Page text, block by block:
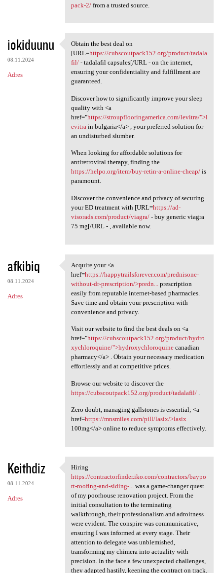
pack-2/from a trusted source.
iokiduunu
08.11.2024
Adres
Obtain the best deal on [URL
Obtain the best deal on
[URL=https://cubscoutpack152.org/product/tadala
fil/- tadalafil capsules[/URL - on the internet,
ensuring your confidentiality and fulfillment are
guaranteed.
Discover how to significantly improve your sleep
quality with <a
href="https://stroupflooringamerica.com/levitra/">l
evitra in bulgaria</a> , your preferred solution for
an undisturbed slumber.
When looking for affordable solutions for
antiretroviral therapy, finding the
https://helpo.org/item/buy-retin-a-online-cheap/is
paramount.
Discover the convenience and privacy of securing
your ED treatment with [URL=https://ad-
visorads.com/product/viagra/- buy generic viagra
75 mg[/URL - , available now.
afkibiq
08.11.2024
Adres
Acquire your <a href=https:/
Acquire your <a
href=https://happytrailsforever.com/prednisone-
without-dr-prescription/>predn...
prescription
easily from reputable internet-based pharmacies.
Save time and obtain your prescription with
convenience and privacy.
Visit our website to find the best deals on <a
href="https://cubscoutpack152.org/product/hydro
xychloroquine/">hydroxychloroquinecanadian
pharmacy</a> . Obtain your necessary medication
effortlessly and at competitive prices.
Browse our website to discover the
https://cubscoutpack152.org/product/tadalafil/.
Zero doubt, managing gallstones is essential; <a
href=https://mnsmiles.com/pill/lasix/>lasix
100mg</a> online to reduce symptoms effectively.
Keithdiz
08.11.2024
Adres
Hiring https:/
Hiring
https://contractorfinder.iko.com/contractors/baypo
rt-roofing-and-siding-...
was a game-changer quest
of my poorhouse renovation project. From the
initial consultation to the terminating
walkthrough, their professionalism and adroitness
were evident. The conspire was communicative,
ensuring I was informed at every stage. Their
attention to delegate was unblemished,
transforming my chimera into actuality with
precision. In the face a few unexpected challenges,
they adapted hastily, keeping the contract on track.